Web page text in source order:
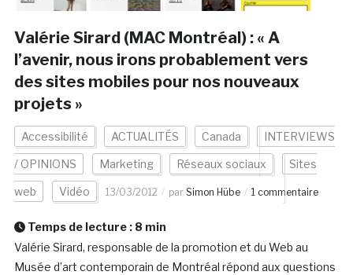
Valérie Sirard (MAC Montréal) : « A
l’avenir, nous irons probablement vers
des sites mobiles pour nos nouveaux
projets »
Accessibilité ACTUALITÉS Canada INTERVIEWS
/ OPINIONS Marketing Réseaux sociaux Sites
web Vidéo 13/03/2012 par Simon Hübe 1 commentaire
Temps de lecture : 8 min
Valérie Sirard, responsable de la promotion et du Web au
Musée d’art contemporain de Montréal répond aux questions